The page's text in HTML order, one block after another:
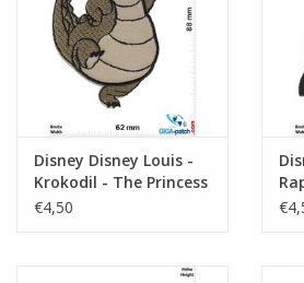
Disney Disney Louis -
Krokodil - The Princess
and the Frog
€4,50